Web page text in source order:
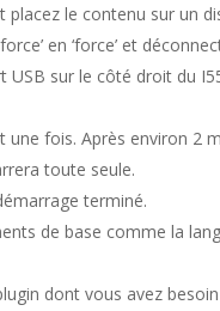
le contenu sur un
en ‘force’ et
USB sur le côté droit du
fois. Après environ 2
toute seule.
terminé.
de base comme la
dont vous avez